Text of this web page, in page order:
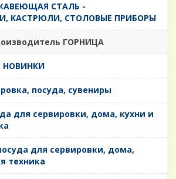
СТАЛЬ -
КАСТРЮЛИ, СТОЛОВЫЕ ПРИБОРЫ
ГОРНИЦА
НОВИНКИ
посуда, сувениры
для сервировки, дома, кухни и
посуда для сервировки, дома,
техника